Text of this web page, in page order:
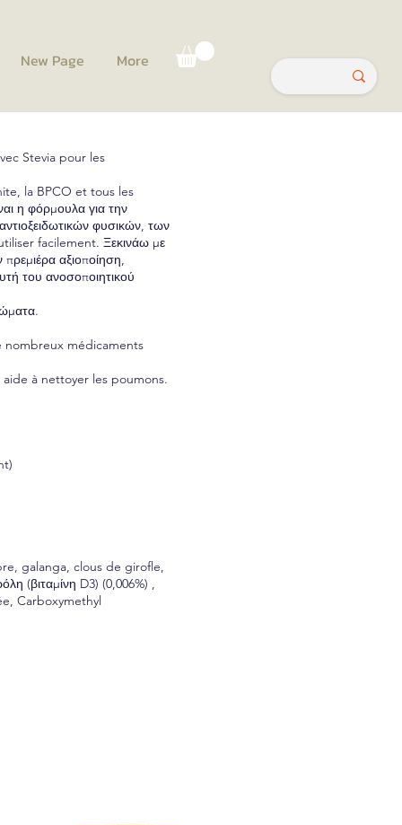
New Page More
Stevia pour les
la BPCO et tous les
η φόρμουλα για την
φυσικών, των
facilement. Ξεκινάω με
αξιοποίηση,
του ανοσοποιητικού
médicaments
à nettoyer les poumons.
galanga, clous de girofle,
(βιταμίνη D3) (0,006%) ,
Carboxymethyl